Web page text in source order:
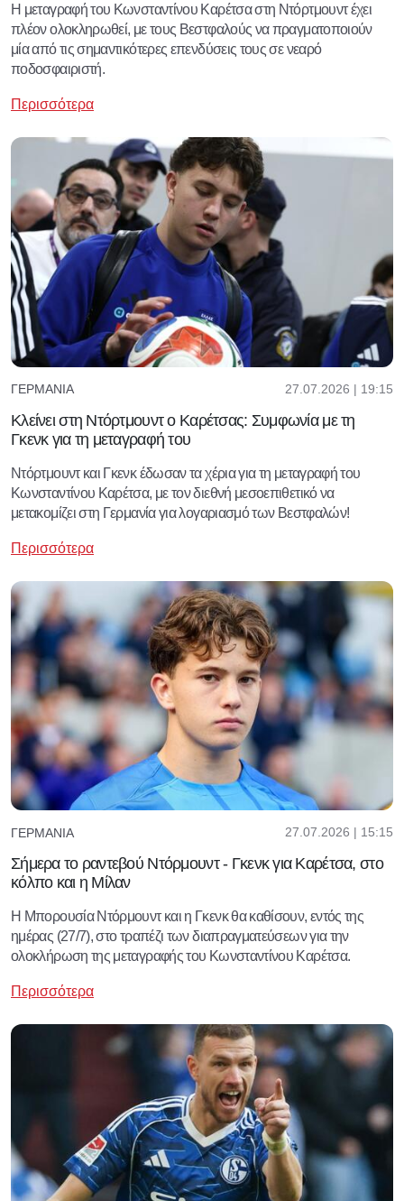
Η μεταγραφή του Κωνσταντίνου Καρέτσα στη Ντόρτμουντ έχει
πλέον ολοκληρωθεί, με τους Βεστφαλούς να πραγματοποιούν
μία από τις σημαντικότερες επενδύσεις τους σε νεαρό
ποδοσφαιριστή.
Περισσότερα
ΓΕΡΜΑΝΊΑ 27.07.2026 | 19:15
Κλείνει στη Ντόρτμουντ ο Καρέτσας: Συμφωνία με τη
Γκενκ για τη μεταγραφή του
Ντόρτμουντ και Γκενκ έδωσαν τα χέρια για τη μεταγραφή του
Κωνσταντίνου Καρέτσα, με τον διεθνή μεσοεπιθετικό να
μετακομίζει στη Γερμανία για λογαριασμό των Βεστφαλών!
Περισσότερα
ΓΕΡΜΑΝΊΑ 27.07.2026 | 15:15
Σήμερα το ραντεβού Ντόρμουντ - Γκενκ για Καρέτσα, στο
κόλπο και η Μίλαν
Η Μπορουσία Ντόρμουντ και η Γκενκ θα καθίσουν, εντός της
ημέρας (27/7), στο τραπέζι των διαπραγματεύσεων για την
ολοκλήρωση της μεταγραφής του Κωνσταντίνου Καρέτσα.
Περισσότερα